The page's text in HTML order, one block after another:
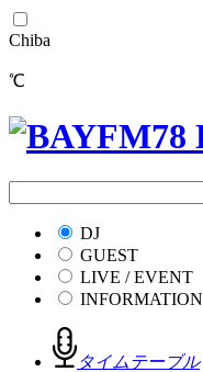
Chiba
℃
DJ
GUEST
LIVE / EVENT
INFORMATION
タイムテーブル